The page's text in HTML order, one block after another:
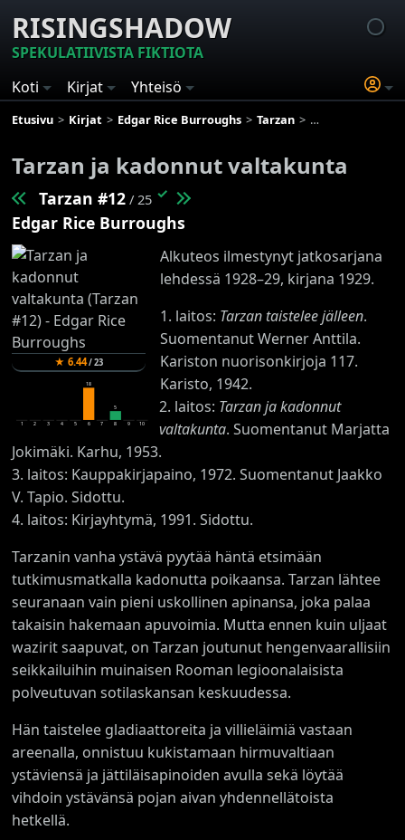
RISINGSHADOW
SPEKULATIIVISTA FIKTIOTA
Koti
Kirjat Yhteisö
Etusivu Kirjat Edgar Rice Burroughs Tarzan Tarzan ja
Tarzan ja kadonnut valtakunta
Tarzan #12 / 25 ✓
Edgar Rice Burroughs
★6.44/23
1 2 3 4 5
18
6 7
5
8 9 10
Alkuteos ilmestynyt jatkosarjana
lehdessä 1928–29, kirjana 1929.
1. laitos: Tarzan taistelee jälleen.
Suomentanut Werner Anttila.
Kariston nuorisonkirjoja 117.
Karisto, 1942.
2. laitos: Tarzan ja kadonnut
valtakunta. Suomentanut Marjatta
Jokimäki. Karhu, 1953.
3. laitos: Kauppakirjapaino, 1972. Suomentanut Jaakko
V. Tapio. Sidottu.
4. laitos: Kirjayhtymä, 1991. Sidottu.
Tarzanin vanha ystävä pyytää häntä etsimään
tutkimusmatkalla kadonutta poikaansa. Tarzan lähtee
seuranaan vain pieni uskollinen apinansa, joka palaa
takaisin hakemaan apuvoimia. Mutta ennen kuin uljaat
wazirit saapuvat, on Tarzan joutunut hengenvaarallisiin
seikkailuihin muinaisen Rooman legioonalaisista
polveutuvan sotilaskansan keskuudessa.
Hän taistelee gladiaattoreita ja villieläimiä vastaan
areenalla, onnistuu kukistamaan hirmuvaltiaan
ystäviensä ja jättiläisapinoiden avulla sekä löytää
vihdoin ystävänsä pojan aivan yhdennellätoista
hetkellä.